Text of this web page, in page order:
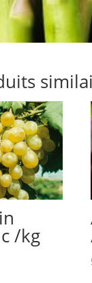
/kg